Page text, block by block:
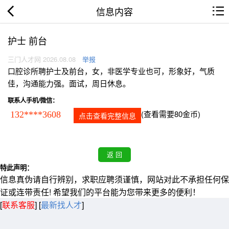
信息内容
护士 前台
三门人才网 2026.08.08 举报
口腔诊所聘护士及前台，女，非医学专业也可，形象好，气质
佳，沟通能力强。面试，周日休息。
联系人手机/微信：
132****3608 点击查看完整信息 (查看需要80金币)
特此声明：
信息真伪请自行辨别，求职应聘须谨慎，网站对此不承担任何保
证或连带责任! 希望我们的平台能为您带来更多的便利！
[联系客服] [最新找人才]